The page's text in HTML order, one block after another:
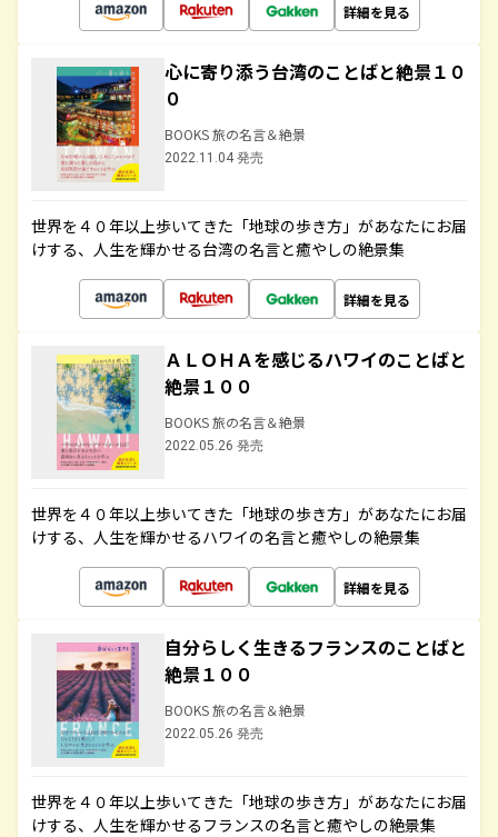
詳細を見る
心に寄り添う台湾のことばと絶景１０
０
BOOKS 旅の名言＆絶景
2022.11.04 発売
世界を４０年以上歩いてきた「地球の歩き方」があなたにお届
けする、人生を輝かせる台湾の名言と癒やしの絶景集
詳細を見る
ＡＬＯＨＡを感じるハワイのことばと
絶景１００
BOOKS 旅の名言＆絶景
2022.05.26 発売
世界を４０年以上歩いてきた「地球の歩き方」があなたにお届
けする、人生を輝かせるハワイの名言と癒やしの絶景集
詳細を見る
自分らしく生きるフランスのことばと
絶景１００
BOOKS 旅の名言＆絶景
2022.05.26 発売
世界を４０年以上歩いてきた「地球の歩き方」があなたにお届
けする、人生を輝かせるフランスの名言と癒やしの絶景集